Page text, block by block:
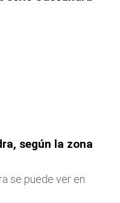
según la zona
se puede ver en